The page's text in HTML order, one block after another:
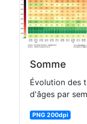
Somme
Évolution des
d'âges par
PNG 200dpi